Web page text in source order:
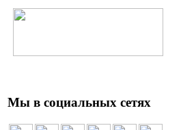
Мы в социальных сетях